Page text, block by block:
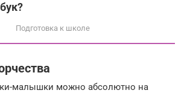
Подготовка к школе
малышки можно абсолютно на